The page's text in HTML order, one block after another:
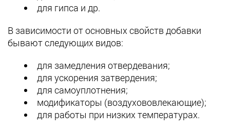
для гипса и др.
В зависимости от основных свойств добавки
бывают следующих видов:
для замедления отвердевания;
для ускорения затвердения;
для самоуплотнения;
модификаторы (воздухововлекающие);
для работы при низких температурах.